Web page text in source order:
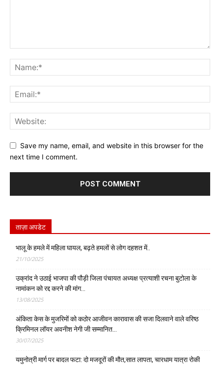
Save my name, email, and website in this browser for the
next time I comment.
ताज़ा अपडेट
भालू के हमले में महिला घायल, बढ़ते हमलों से लोग दहशत में..
21/10/2025
उक्रांद ने उठाई भाजपा की पौड़ी जिला पंचायत अध्यक्ष प्रत्याशी रचना बुटोला के
नामांकन को रद्द करने की मांग…
13/08/2025
अंकिता केस के मुजरिमों को कठोर आजीवन कारावास की सजा दिलवाने वाले वरिष्ठ
क्रिमिनल लॉयर अवनीश नेगी जी सम्मानित…
30/07/2025
यमुनोत्री मार्ग पर बादल फटा: दो मजदूरों की मौत,सात लापता, चारधाम यात्रा रोकी